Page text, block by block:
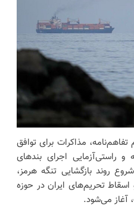
مذاکرات برای توافق
راستی‌آزمایی اجرای بندهای
روند بازگشایی تنگه هرمز،
اسقاط تحریم‌های ایران در حوزه
آغاز می‌شود.